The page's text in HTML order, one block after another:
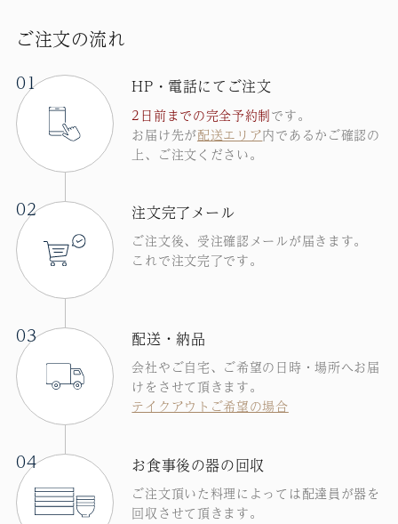
ご注文の流れ
01 HP ・ 電話にてご注文
2日前までの完全予約制です。
お届け先が配送エリア内であるかご確認の
上、ご注文ください。
02 注文完了メール
ご注文後、受注確認メールが届きます。
これで注文完了です。
03 配送・納品
会社やご自宅、ご希望の日時・場所へお届
けをさせて頂きます。
テイクアウトご希望の場合
04 お食事後の器の回収
ご注文頂いた料理によっては配達員が器を
回収させて頂きます。